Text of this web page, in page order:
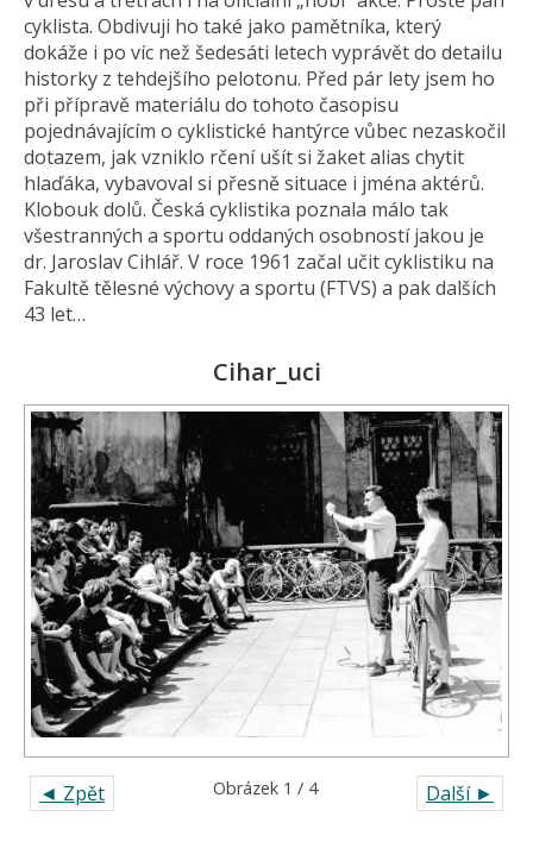
cyklista. Obdivuji ho také jako pamětníka, který
dokáže i po víc než šedesáti letech vyprávět do detailu
historky z tehdejšího pelotonu. Před pár lety jsem ho
při přípravě materiálu do tohoto časopisu
pojednávajícím o cyklistické hantýrce vůbec nezaskočil
dotazem, jak vzniklo rčení ušít si žaket alias chytit
hlaďáka, vybavoval si přesně situace i jména aktérů.
Klobouk dolů. Česká cyklistika poznala málo tak
všestranných a sportu oddaných osobností jakou je
dr. Jaroslav Cihlář. V roce 1961 začal učit cyklistiku na
Fakultě tělesné výchovy a sportu (FTVS) a pak dalších
43 let…
Cihar_uci
◄ Zpět Další ►
Obrázek 1 / 4